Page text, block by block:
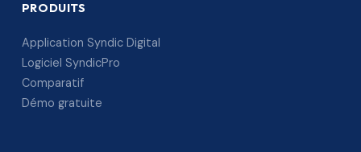
PRODUITS
Application Syndic Digital
Logiciel SyndicPro
Comparatif
Démo gratuite